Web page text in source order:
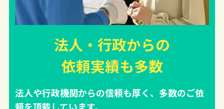
法人・行政からの
依頼実績も多数
法人や行政機関からの信頼も厚く、多数のご依